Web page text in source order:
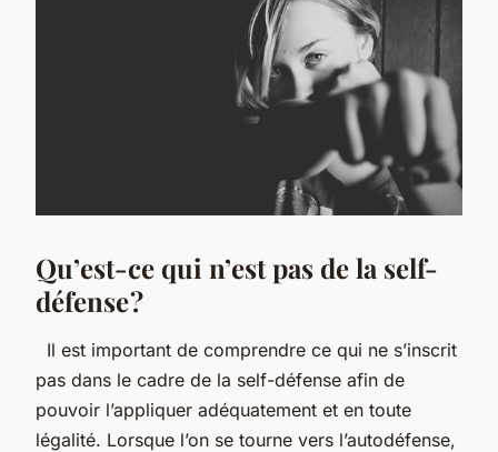
Qu’est-ce qui n’est pas de la self-
défense ?
Il est important de comprendre ce qui ne s’inscrit
pas dans le cadre de la self-défense afin de
pouvoir l’appliquer adéquatement et en toute
légalité. Lorsque l’on se tourne vers l’autodéfense,